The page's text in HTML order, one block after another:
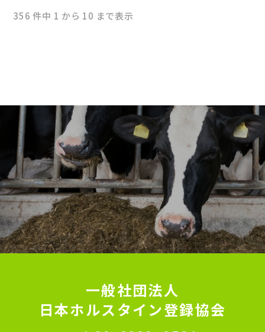
356 件中 1 から 10 まで表示
一般社団法人
日本ホルスタイン登録協会